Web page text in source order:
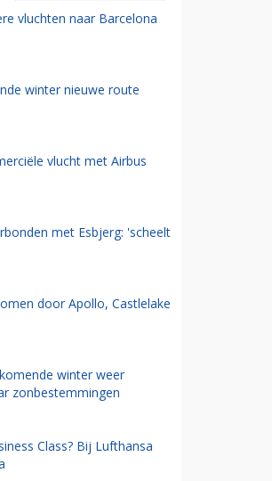
vluchten naar Barcelona
winter nieuwe route
vlucht met Airbus
met Esbjerg: 'scheelt
door Apollo, Castlelake
winter weer
zonbestemmingen
Class? Bij Lufthansa